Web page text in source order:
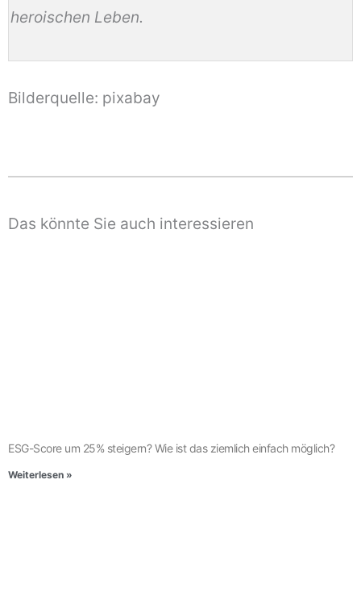
heroischen Leben.
Bilderquelle: pixabay
Das könnte Sie auch interessieren
ESG-Score um 25% steigern? Wie ist das ziemlich einfach möglich?
Weiterlesen »